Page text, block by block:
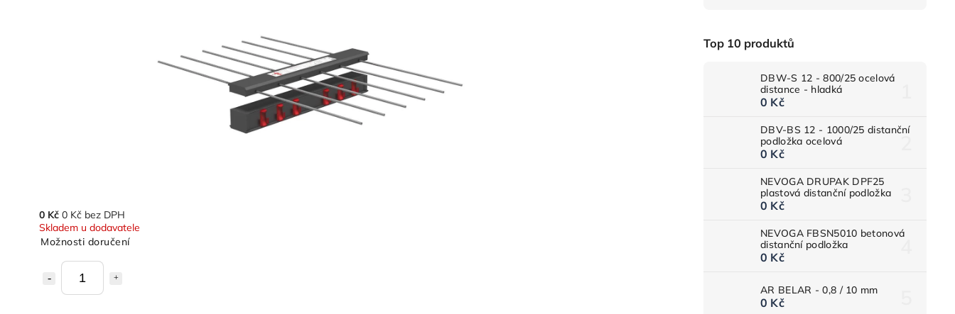
Top 10 produktů
DBW-S 12 - 800/25 ocelová
distance - hladká
0 Kč
DBV-BS 12 - 1000/25 distanční
podložka ocelová
0 Kč
NEVOGA DRUPAK DPF25
plastová distanční podložka
0 Kč
NEVOGA FBSN5010 betonová
distanční podložka
0 Kč
AR BELAR - 0,8 / 10 mm
0 Kč
0 Kč 0 Kč bez DPH
Skladem u dodavatele
Možnosti doručení